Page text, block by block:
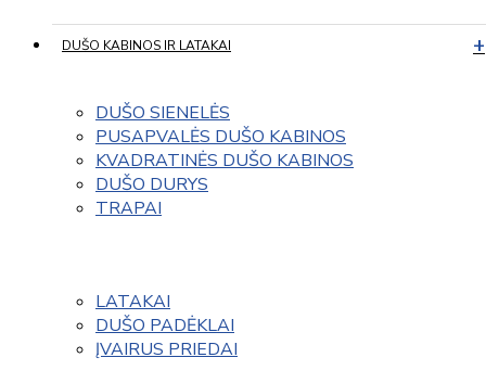
DUŠO KABINOS IR LATAKAI
DUŠO SIENELĖS
PUSAPVALĖS DUŠO KABINOS
KVADRATINĖS DUŠO KABINOS
DUŠO DURYS
TRAPAI
LATAKAI
DUŠO PADĖKLAI
ĮVAIRUS PRIEDAI